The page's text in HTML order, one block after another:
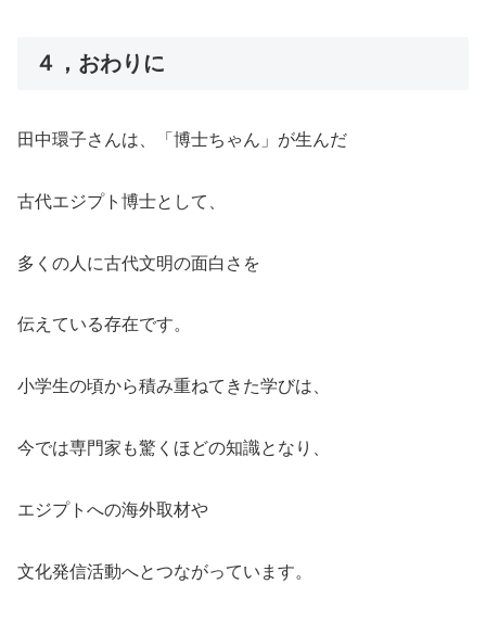
４，おわりに
田中環子さんは、「博士ちゃん」が生んだ
古代エジプト博士として、
多くの人に古代文明の面白さを
伝えている存在です。
小学生の頃から積み重ねてきた学びは、
今では専門家も驚くほどの知識となり、
エジプトへの海外取材や
文化発信活動へとつながっています。